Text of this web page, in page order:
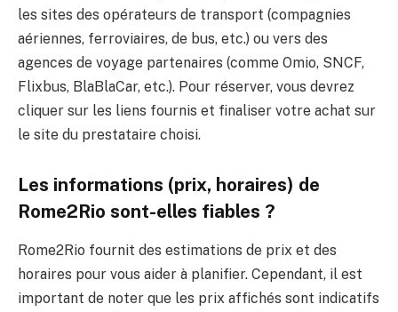
les sites des opérateurs de transport (compagnies
aériennes, ferroviaires, de bus, etc.) ou vers des
agences de voyage partenaires (comme Omio, SNCF,
Flixbus, BlaBlaCar, etc.). Pour réserver, vous devrez
cliquer sur les liens fournis et finaliser votre achat sur
le site du prestataire choisi.
Les informations (prix, horaires) de
Rome2Rio sont-elles fiables ?
Rome2Rio fournit des estimations de prix et des
horaires pour vous aider à planifier. Cependant, il est
important de noter que les prix affichés sont indicatifs